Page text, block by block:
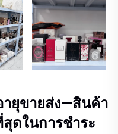
ยุขายส่ง—สินค้า
ดในการชำระ